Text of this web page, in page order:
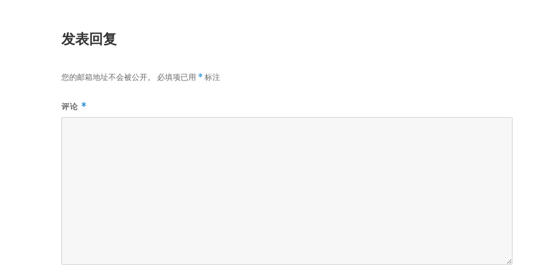
发表回复
您的邮箱地址不会被公开。 必填项已用 *标注
评论 *